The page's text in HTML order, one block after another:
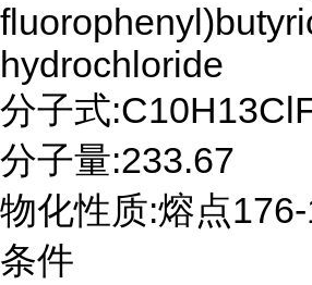
hydrochloride
分子式
分子量:233.67
物化性质:熔点
条件